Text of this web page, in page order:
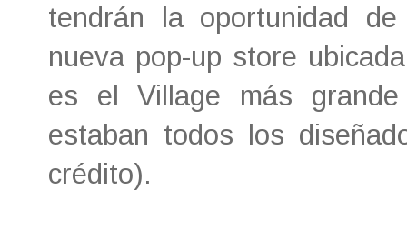
tendrán la oportunidad
nueva pop-up store
es el Village más
estaban todos los
crédito).